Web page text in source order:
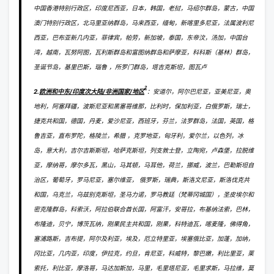
中国香港特别行政区，印度尼西亚，日本，韩国，老挝，马绍尔群岛，蒙古，中国
澳门特别行政区，北马里亚纳群岛，马来西亚，缅甸，新喀里多尼亚，法属波利尼
西亚，巴布亚新几内亚，菲律宾，帕劳，新加坡，泰国，东帝汶，汤加，中国台
湾，越南，瓦努阿图，瓦利斯群岛和富图纳群岛和萨摩亚，科科斯（基林）群岛，
圣诞节岛，基里巴斯，瑙鲁 ，所罗门群岛，塔吉克斯坦，图瓦卢
2.欧洲和中东/印度次大陆/非洲国家/地区
2
：安道尔，阿尔巴尼亚，亚美尼亚，奥
地利，阿塞拜疆，波斯尼亚和黑塞哥维那，比利时，保加利亚，白俄罗斯，瑞士，
捷克共和国，德国，丹麦，爱沙尼亚，西班牙，芬兰，法罗群岛，法国，英国，格
鲁吉亚，直布罗陀，格陵兰，希腊 ，克罗地亚，匈牙利，爱尔兰，以色列，冰
岛，意大利，吉尔吉斯斯坦，哈萨克斯坦，列支敦士登，立陶宛，卢森堡，拉脱维
亚，摩纳哥，摩尔多瓦，黑山，马其顿，马耳他，荷兰，挪威，波兰，巴勒斯坦自
治区，葡萄牙，罗马尼亚，塞尔维亚， 俄罗斯，瑞典，斯洛文尼亚，斯洛伐克共
和国，乌克兰，乌兹别克斯坦，圣马力诺，罗马教廷（梵蒂冈城国），圣皮埃尔和
密克隆群岛，科索沃，阿拉伯联合酋长国，阿富汗，安哥拉，布基纳法索，巴林，
布隆迪，贝宁，博茨瓦纳，刚果民主共和国，刚果，科特迪瓦，喀麦隆，佛得角，
塞浦路斯，吉布提，阿尔及利亚，埃及，厄立特里亚，埃塞俄比亚，加蓬，加纳，
冈比亚，几内亚，印度，伊拉克，约旦，肯尼亚，科威特，黎巴嫩，利比里亚，莱
索托，利比亚，摩洛哥，马达加斯加，马里，毛里塔尼亚，毛里求斯，马拉维，莫